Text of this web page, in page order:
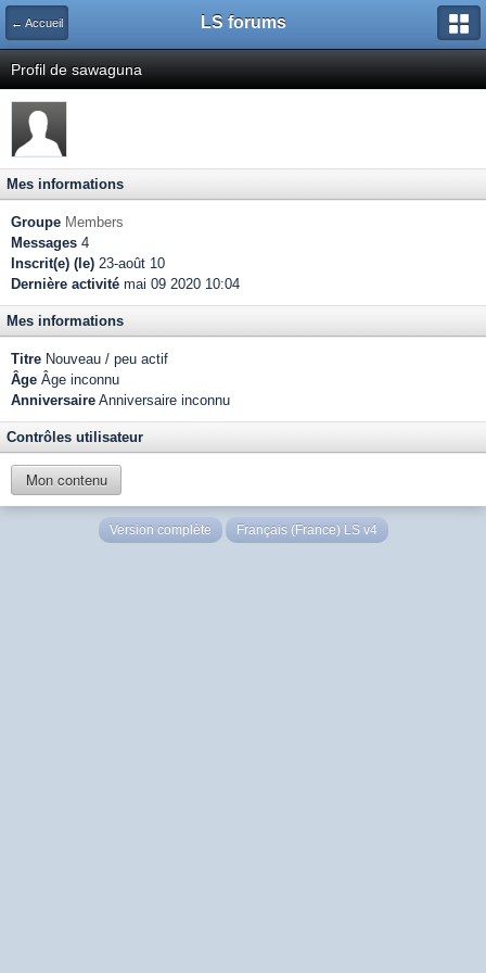
← Accueil LS forums
Profil de sawaguna
Mes informations
Groupe Members
Messages 4
Inscrit(e) (le) 23-août 10
Dernière activité mai 09 2020 10:04
Mes informations
Titre Nouveau / peu actif
Âge Âge inconnu
Anniversaire Anniversaire inconnu
Contrôles utilisateur
Mon contenu
Version complète Français (France) LS v4